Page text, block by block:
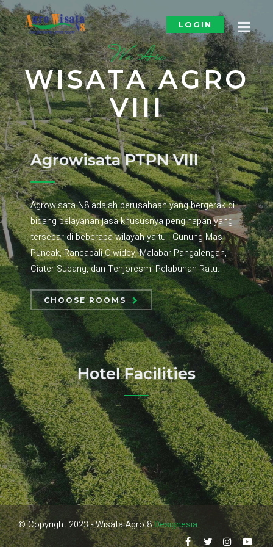
LOGIN
We Are
WISATA AGRO
VIII
Agrowisata PTPN VIII
Agrowisata N8 adalah perusahaan yang bergerak di
bidang pelayanan jasa khususnya penginapan yang
tersebar di beberapa wilayah yaitu : Gunung Mas
Puncak, Rancabali Ciwidey, Malabar Pangalengan,
Ciater Subang, dan Tenjoresmi Pelabuhan Ratu.
CHOOSE ROOMS
Hotel Facilities
© Copyright 2023 - Wisata Agro 8Designesia